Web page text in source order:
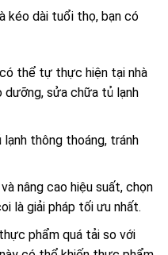
kéo dài tuổi thọ, bạn có
có thể tự thực hiện tại nhà
dưỡng, sửa chữa tủ lạnh
thông thoáng, tránh
nâng cao hiệu suất, chọn
là giải pháp tối ưu nhất.
phẩm quá tải so với